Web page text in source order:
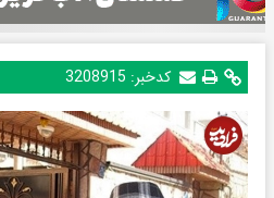
کدخبر: 3208915